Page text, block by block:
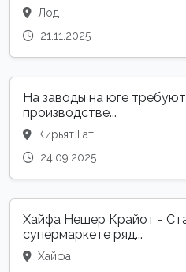
Лод
21.11.2025
На заводы на юге
производстве...
Кирьят Гат
24.09.2025
Хайфа Нешер Крайот -
супермаркете ряд...
Хайфа